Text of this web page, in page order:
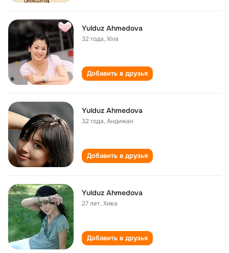
Yulduz Ahmedova
32 года,Xiva
Добавить в друзья
Yulduz Ahmedova
32 года,Андижан
Добавить в друзья
Yulduz Ahmedova
27 лет,Хива
Добавить в друзья